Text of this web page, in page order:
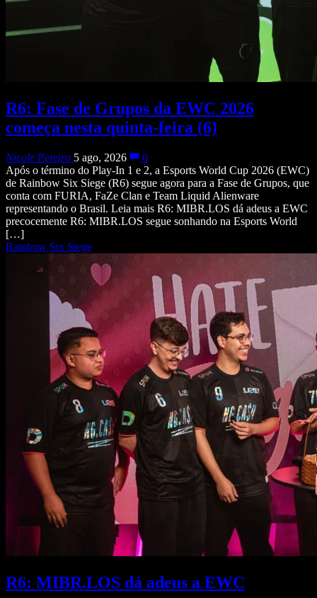
R6: Fase de Grupos da EWC 2026
começa nesta quinta-feira (6)
Nicole Pereira 5 ago, 2026
0
Após o término do Play-In 1 e 2, a Esports World Cup 2026 (EWC)
de Rainbow Six Siege (R6) segue agora para a Fase de Grupos, que
conta com FURIA, FaZe Clan e Team Liquid Alienware
representando o Brasil. Leia mais R6: MIBR.LOS dá adeus a EWC
precocemente R6: MIBR.LOS segue sonhando na Esports World
[…]
Rainbow Six Siege
R6: MIBR.LOS dá adeus a EWC